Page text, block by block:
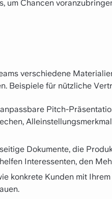
um Chancen
verschiedene
Beispiele für nützliche
Pitch-
Dokumente, die
Interessenten, den
konkrete Kunden mit